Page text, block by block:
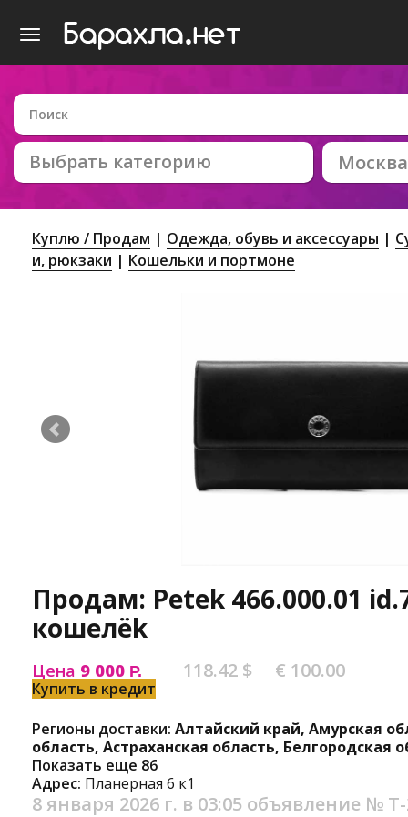
Выбрать категорию Москва
Куплю / Продам Одежда, обувь и аксессуары
и, рюкзаки
Кошельки и портмоне
Продам: Petek 466.000.01
кошелёk
Цена 9 000 Р. 118.42 $ € 100.00
Купить в кредит
Регионы доставки: Алтайский край, Амурская
область, Астраханская область, Белгородская
Показать еще 86
Адрес: Планерная 6 к1
8 января 2026 г. в 03:05 объявление №